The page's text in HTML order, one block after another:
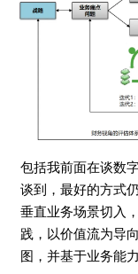
包括我前面在谈数
谈到，最好的方式
垂直业务场景切入
践，以价值流为导
图，并基于业务能